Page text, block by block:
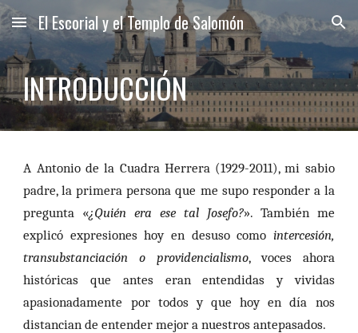
Skip to main content Skip to navigation
El Escorial y el Templo de Salomón
INTRODUCCIÓN
A Antonio de la Cuadra Herrera (1929-2011), mi sabio
padre, la primera persona que me supo responder a la
pregunta «¿Quién era ese tal Josefo?». También me
explicó expresiones hoy en desuso como intercesión,
transubstanciación o providencialismo, voces ahora
históricas que antes eran entendidas y vividas
apasionadamente por todos y que hoy en día nos
distancian de entender mejor a nuestros antepasados.